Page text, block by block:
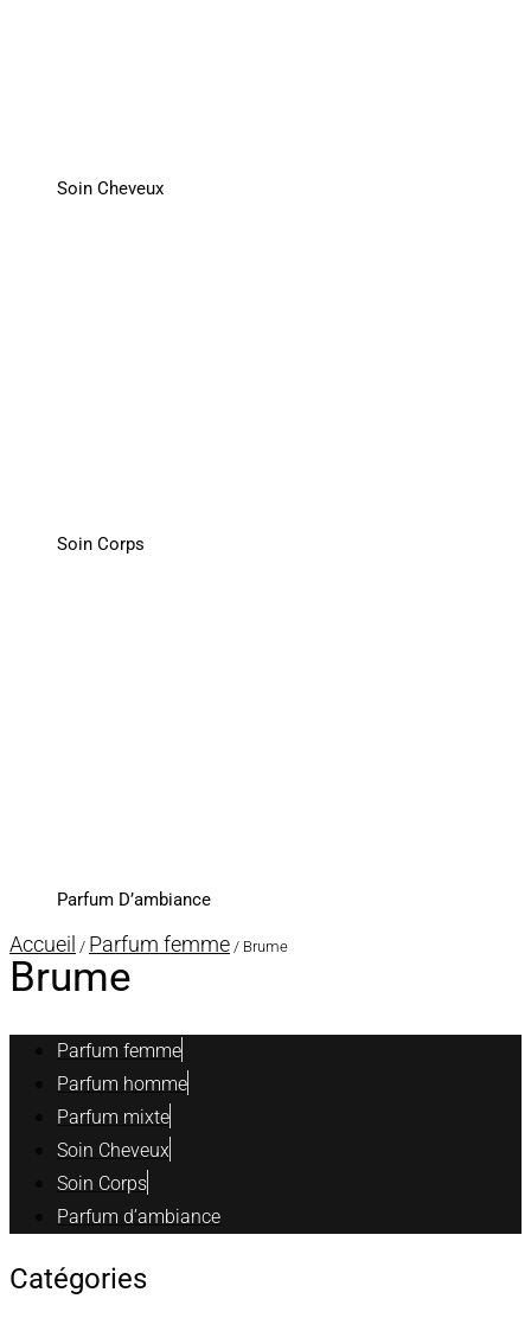
Soin Cheveux
Soin Corps
Parfum D’ambiance
Accueil / Parfum femme / Brume
Brume
Parfum femme
Parfum homme
Parfum mixte
Soin Cheveux
Soin Corps
Parfum d’ambiance
Catégories